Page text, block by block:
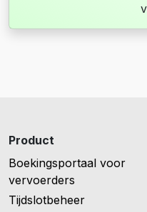
Product
Boekingsportaal voor
vervoerders
Tijdslotbeheer